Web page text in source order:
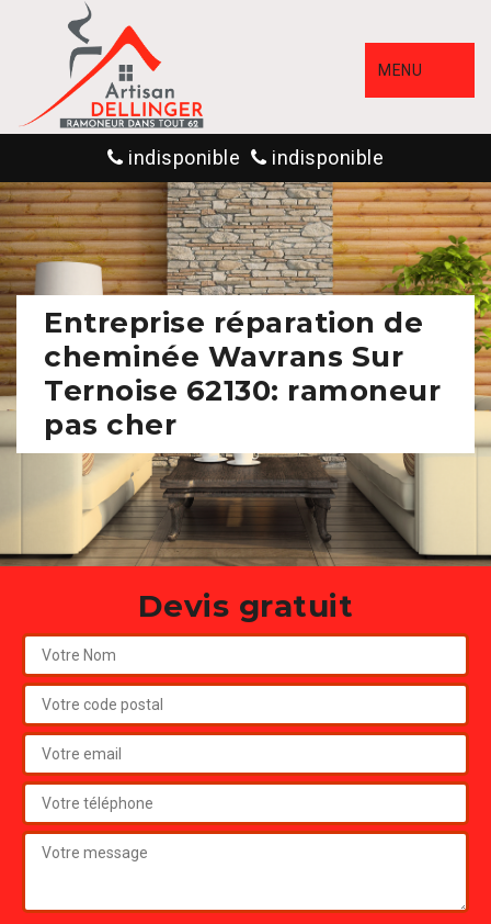
MENU
indisponible indisponible
Entreprise réparation de
cheminée Wavrans Sur
Ternoise 62130: ramoneur
pas cher
Devis gratuit